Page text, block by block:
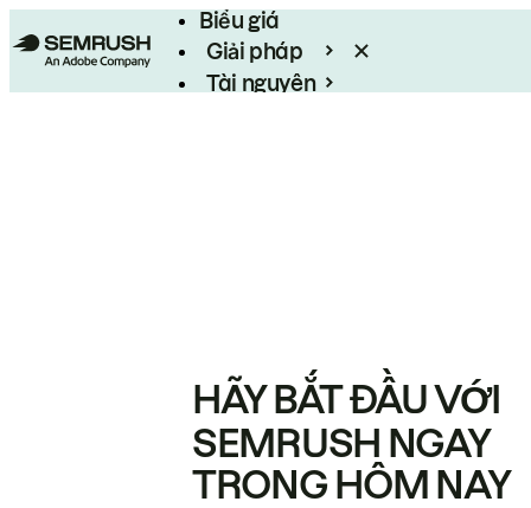
Biểu giá
Giải pháp
Tài nguyên
HÃY BẮT ĐẦU VỚI
SEMRUSH NGAY
TRONG HÔM NAY